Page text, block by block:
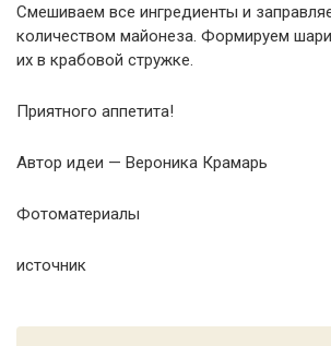
Смешиваем все ингредиенты и
количеством майонеза. Формируем
их в крабовой стружке.
Приятного аппетита!
Автор идеи — Вероника Крамарь
Фотоматериалы
источник